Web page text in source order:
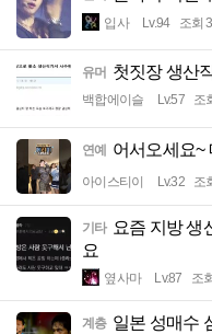
입사 Lv.94 조회
유머 첫짓장 생산
백합에이슬 Lv.57 조
연예 어서오세요~
아이스티이 Lv.32 조
기타 요즘 지방 생
요
옆사마 Lv.87 조
계층 일본 성매수